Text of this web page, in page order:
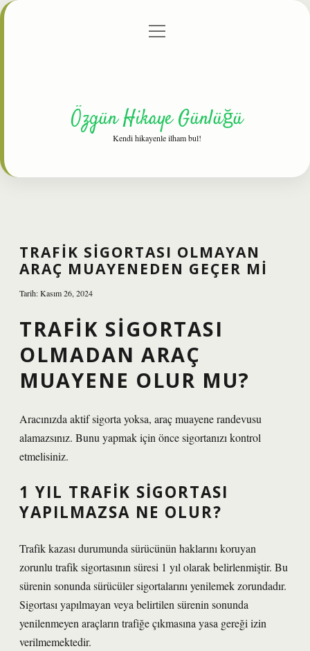
Gizlilik Politikası
menüyü
Özgün Hikaye Günlüğü
Kendi hikayenle ilham bul!
TRAFIK SIGORTASI OLMAYAN
ARAÇ MUAYENEDEN GEÇER MI
Tarih: Kasım 26, 2024
TRAFIK SIGORTASI
OLMADAN ARAÇ
MUAYENE OLUR MU?
Aracınızda aktif sigorta yoksa, araç muayene randevusu
alamazsınız. Bunu yapmak için önce sigortanızı kontrol
etmelisiniz.
1 YIL TRAFIK SIGORTASI
YAPILMAZSA NE OLUR?
Trafik kazası durumunda sürücünün haklarını koruyan
zorunlu trafik sigortasının süresi 1 yıl olarak belirlenmiştir. Bu
sürenin sonunda sürücüler sigortalarını yenilemek zorundadır.
Sigortası yapılmayan veya belirtilen sürenin sonunda
yenilenmeyen araçların trafiğe çıkmasına yasa gereği izin
verilmemektedir.